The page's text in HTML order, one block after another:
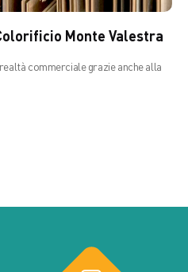
Monte Valestra
commerciale grazie anche alla